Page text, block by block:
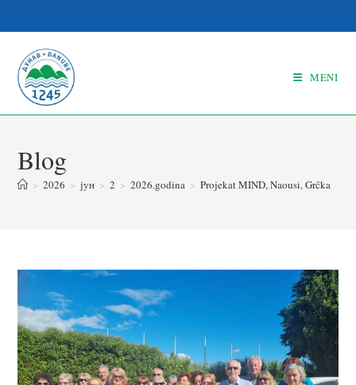
MENI
Blog
> 2026 > јун > 2 > 2026.godina > Projekat MIND, Naousi, Grčka